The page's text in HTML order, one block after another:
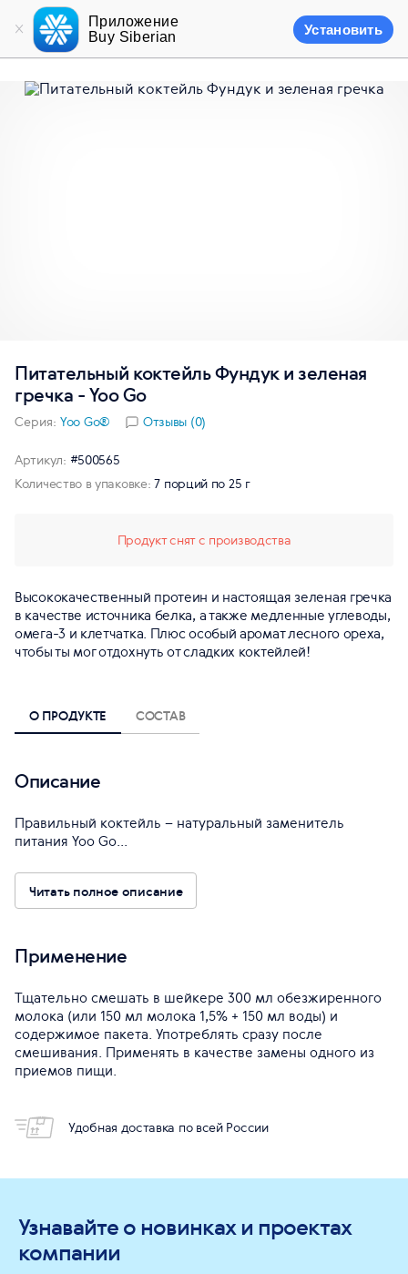
Приложение
Buy Siberian
Установить
Питательный коктейль Фундук и зеленая
гречка - Yoo Gо
Серия: Yoo Gо® Отзывы (0)
Высококачественный протеин и настоящая зеленая гречка
в качестве источника белка, а также медленные углеводы,
омега-3 и клетчатка. Плюс особый аромат лесного ореха,
чтобы ты мог отдохнуть от сладких коктейлей!
Продукт снят с производства
Артикул: #500565
Количество в упаковке: 7 порций по 25 г
О ПРОДУКТЕ СОСТАВ
Описание
Правильный коктейль – натуральный заменитель
питания Yoo Go...
Читать полное описание
Применение
Тщательно смешать в шейкере 300 мл обезжиренного
молока (или 150 мл молока 1,5% + 150 мл воды) и
содержимое пакета. Употреблять сразу после
смешивания. Применять в качестве замены одного из
приемов пищи.
Удобная доставка по всей России
Узнавайте о новинках и проектах
компании